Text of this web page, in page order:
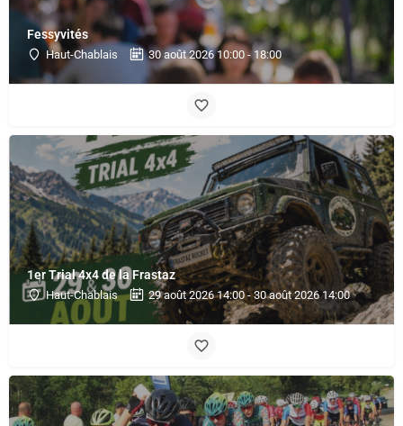
Fessyvités
Haut-Chablais 30 août 2026 10:00 - 18:00
1er Trial 4x4 de la Frastaz
Haut-Chablais 29 août 2026 14:00 - 30 août 2026 14:00